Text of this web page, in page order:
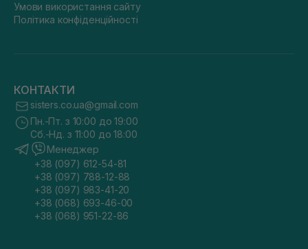
Умови використання сайту
Політика конфіденційності
КОНТАКТИ
sisters.co.ua@gmail.com
Пн.-Пт. з 10:00 до 19:00
Сб.-Нд. з 11:00 до 18:00
Менеджер
+38 (097) 612-54-81
+38 (097) 788-12-88
+38 (097) 983-41-20
+38 (068) 693-46-00
+38 (068) 951-22-86